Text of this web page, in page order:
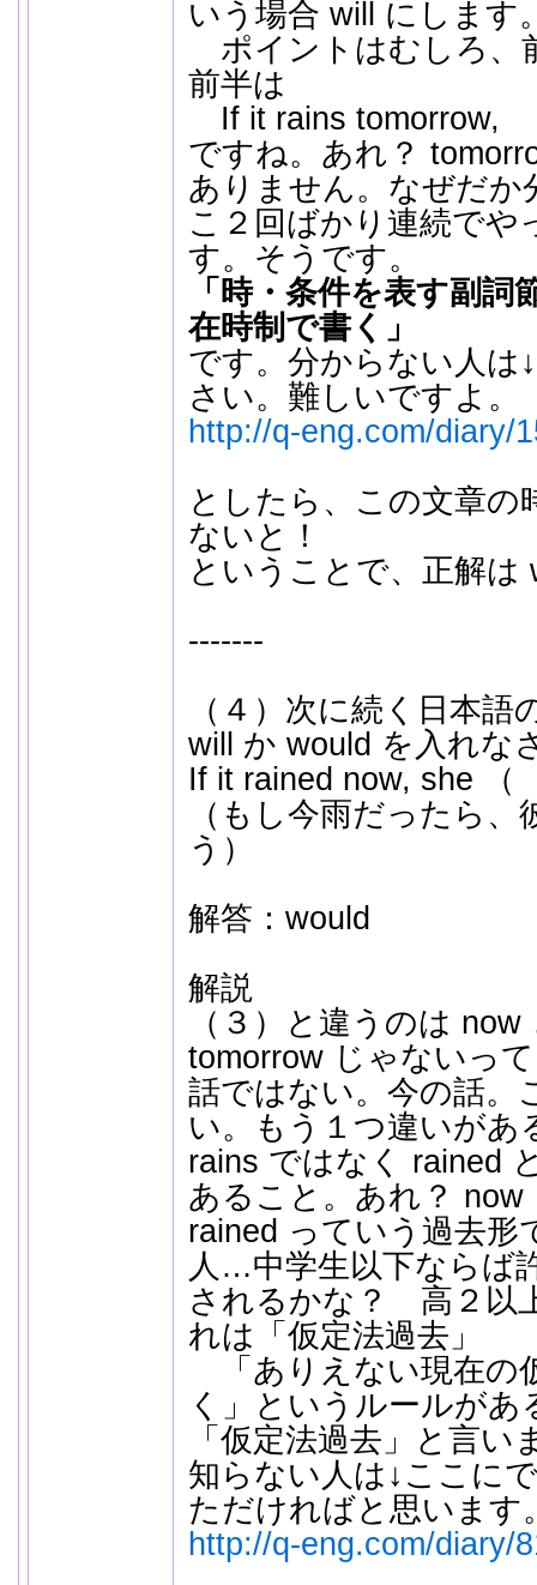
いう場合 will にします
ポイントはむしろ、
前半は
If it rains tomorrow,
ですね。あれ？
ありません。なぜだ
こ２回ばかり連続でや
す。そうです。
「時・条件を表す副
在時制で書く」
です。分からない人は
さい。難しいですよ。
http://q-eng.com/diary/
としたら、この文章の
ないと！
ということで、正解は
-------
（４）次に続く日本
will か would を入れな
If it rained now, she
（もし今雨だったら
う）
解答：would
解説
（３）と違うのは
tomorrow じゃないっ
話ではない。今の話。
い。もう１つ違いがあ
rains ではなく rained
あること。あれ？
rained っていう過去
人…中学生以下ならば
されるかな？ 高２以
れは「仮定法過去」
「ありえない現在の
く」というルールが
「仮定法過去」と言い
知らない人は↓ここに
ただければと思います
http://q-eng.com/diary/